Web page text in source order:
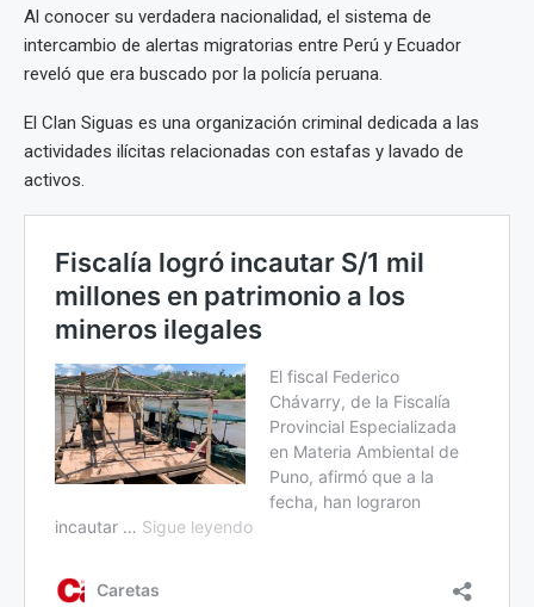
Al conocer su verdadera nacionalidad, el sistema de
intercambio de alertas migratorias entre Perú y Ecuador
reveló que era buscado por la policía peruana.
El Clan Siguas es una organización criminal dedicada a las
actividades ilícitas relacionadas con estafas y lavado de
activos.